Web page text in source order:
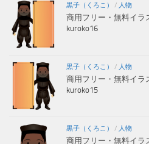
黒子（くろこ） / 人物
商用フリー・無料イラ
kuroko16
黒子（くろこ） / 人物
商用フリー・無料イラ
kuroko15
黒子（くろこ） / 人物
商用フリー・無料イラ